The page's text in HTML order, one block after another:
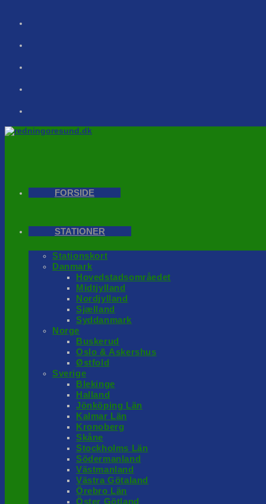
FORSIDE
STATIONER
Stationskort
Danmark
Hovedstadsområedet
Midtjylland
Nordjylland
Sjælland
Syddanmark
Norge
Buskerud
Oslo & Askershus
Østfold
Sverige
Blekinge
Halland
Jönköping Län
Kalmar Län
Kronoberg
Skåne
Stockholms Län
Södermanland
Västmanland
Västra Götaland
Örebro Län
Öster Götland